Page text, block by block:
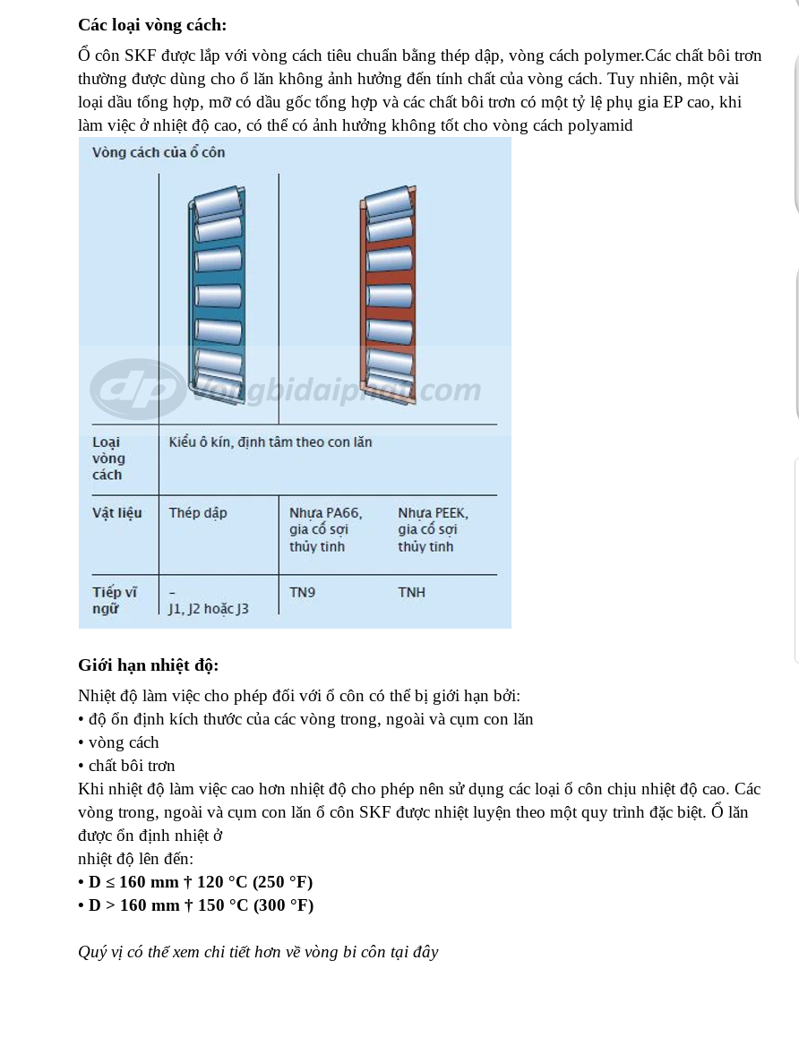
Các loại vòng cách:
Ổ côn SKF được lắp với vòng cách tiêu chuẩn bằng thép dập, vòng cách polymer.Các chất bôi trơn
thường được dùng cho ổ lăn không ảnh hưởng đến tính chất của vòng cách. Tuy nhiên, một vài
loại dầu tổng hợp, mỡ có dầu gốc tổng hợp và các chất bôi trơn có một tỷ lệ phụ gia EP cao, khi
làm việc ở nhiệt độ cao, có thể có ảnh hưởng không tốt cho vòng cách polyamid
Giới hạn nhiệt độ:
Nhiệt độ làm việc cho phép đối với ổ côn có thể bị giới hạn bởi:
• độ ổn định kích thước của các vòng trong, ngoài và cụm con lăn
• vòng cách
• chất bôi trơn
Khi nhiệt độ làm việc cao hơn nhiệt độ cho phép nên sử dụng các loại ổ côn chịu nhiệt độ cao. Các
vòng trong, ngoài và cụm con lăn ổ côn SKF được nhiệt luyện theo một quy trình đặc biệt. Ổ lăn
được ổn định nhiệt ở
nhiệt độ lên đến:
• D ≤ 160 mm † 120 °C (250 °F)
• D > 160 mm † 150 °C (300 °F)
Quý vị có thể xem chi tiết hơn về vòng bi côn tại đây